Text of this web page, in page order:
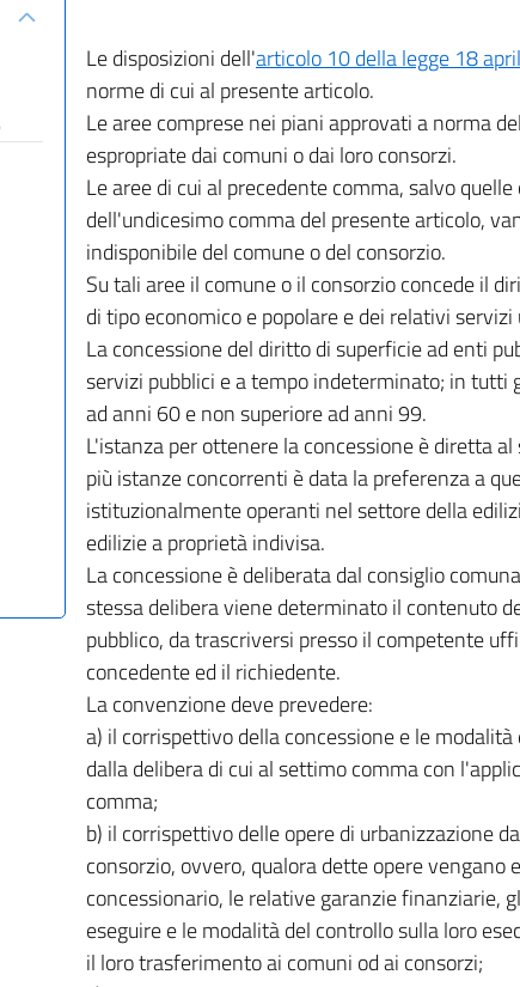
Le disposizioni dell'articolo 10 della legge 18
norme di cui al presente articolo.
Le aree comprese nei piani approvati a norma
espropriate dai comuni o dai loro consorzi.
Le aree di cui al precedente comma, salvo
dell'undicesimo comma del presente articolo,
indisponibile del comune o del consorzio.
Su tali aree il comune o il consorzio concede il
di tipo economico e popolare e dei relativi servizi
La concessione del diritto di superficie ad enti
servizi pubblici e a tempo indeterminato; in tutti
ad anni 60 e non superiore ad anni 99.
L'istanza per ottenere la concessione è diretta
più istanze concorrenti è data la preferenza a
istituzionalmente operanti nel settore della
edilizie a proprietà indivisa.
La concessione è deliberata dal consiglio
stessa delibera viene determinato il contenuto
pubblico, da trascriversi presso il competente
concedente ed il richiedente.
La convenzione deve prevedere:
a) il corrispettivo della concessione e le
dalla delibera di cui al settimo comma con
comma;
b) il corrispettivo delle opere di urbanizzazione
consorzio, ovvero, qualora dette opere vengano
concessionario, le relative garanzie finanziarie,
eseguire e le modalità del controllo sulla loro
il loro trasferimento ai comuni od ai consorzi;